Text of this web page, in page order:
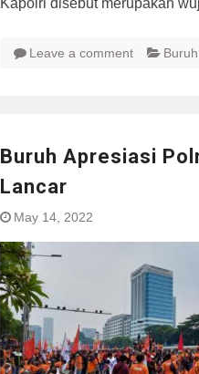
Leave a comment Buruh
Buruh Apresiasi
Lancar
May 14, 2022